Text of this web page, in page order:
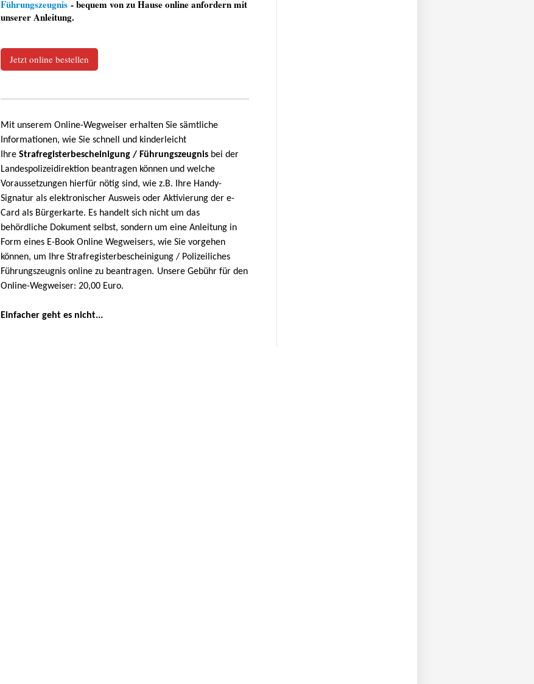
Führungszeugnis- bequem von zu Hause online anfordern mit
unserer Anleitung.
Jetzt online bestellen
Mit unserem Online-Wegweiser erhalten Sie sämtliche
Informationen, wie Sie schnell und kinderleicht
IhreStrafregisterbescheinigung / Führungszeugnis bei der
Landespolizeidirektion beantragen können und welche
Voraussetzungen hierfür nötig sind, wie z.B. Ihre Handy-
Signatur als elektronischer Ausweis oder Aktivierung der e-
Card als Bürgerkarte. Es handelt sich nicht um das
behördliche Dokument selbst, sondern um eine Anleitung in
Form eines E-Book Online Wegweisers, wie Sie vorgehen
können, um Ihre Strafregisterbescheinigung / Polizeiliches
Führungszeugnis online zu beantragen. Unsere Gebühr für den
Online-Wegweiser: 20,00 Euro.
Einfacher geht es nicht...